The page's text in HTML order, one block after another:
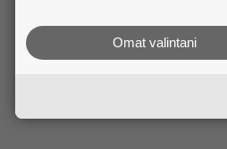
Omat valintani